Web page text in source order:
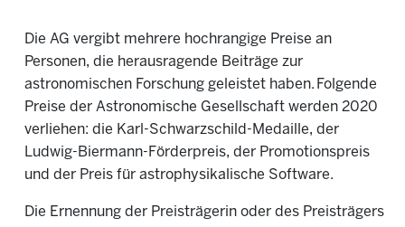
Die AG vergibt mehrere hochrangige Preise an
Personen, die herausragende Beiträge zur
astronomischen Forschung geleistet haben. Folgende
Preise der Astronomische Gesellschaft werden 2020
verliehen: die Karl-Schwarzschild-Medaille, der
Ludwig-Biermann-Förderpreis, der Promotionspreis
und der Preis für astrophysikalische Software.
Die Ernennung der Preisträgerin oder des Preisträgers